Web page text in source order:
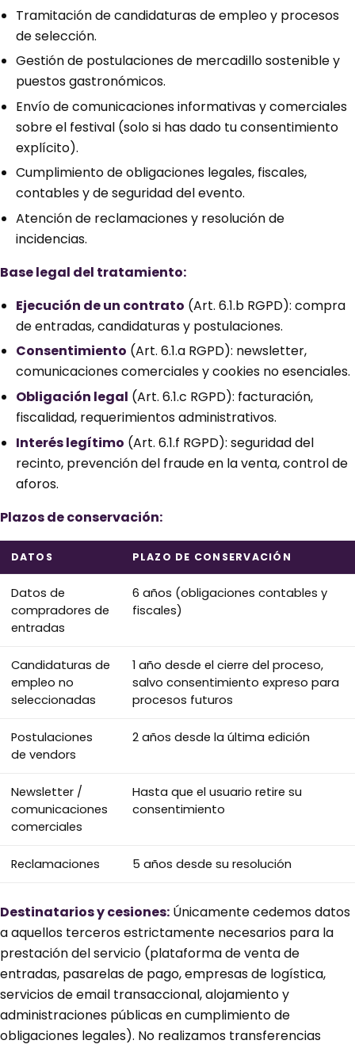
Tramitación de candidaturas de empleo y procesos
de selección.
Gestión de postulaciones de mercadillo sostenible y
puestos gastronómicos.
Envío de comunicaciones informativas y comerciales
sobre el festival (solo si has dado tu consentimiento
explícito).
Cumplimiento de obligaciones legales, fiscales,
contables y de seguridad del evento.
Atención de reclamaciones y resolución de
incidencias.
Base legal del tratamiento:
Ejecución de un contrato (Art. 6.1.b RGPD): compra
de entradas, candidaturas y postulaciones.
Consentimiento (Art. 6.1.a RGPD): newsletter,
comunicaciones comerciales y cookies no esenciales.
Obligación legal (Art. 6.1.c RGPD): facturación,
fiscalidad, requerimientos administrativos.
Interés legítimo (Art. 6.1.f RGPD): seguridad del
recinto, prevención del fraude en la venta, control de
aforos.
Plazos de conservación:
DATOS PLAZO DE CONSERVACIÓN
Datos de
compradores de
entradas
6 años (obligaciones contables y
fiscales)
Candidaturas de
empleo no
seleccionadas
1 año desde el cierre del proceso,
salvo consentimiento expreso para
procesos futuros
Postulaciones
de vendors
2 años desde la última edición
Newsletter /
comunicaciones
comerciales
Hasta que el usuario retire su
consentimiento
Reclamaciones 5 años desde su resolución
Destinatarios y cesiones: Únicamente cedemos datos
a aquellos terceros estrictamente necesarios para la
prestación del servicio (plataforma de venta de
entradas, pasarelas de pago, empresas de logística,
servicios de email transaccional, alojamiento y
administraciones públicas en cumplimiento de
obligaciones legales). No realizamos transferencias